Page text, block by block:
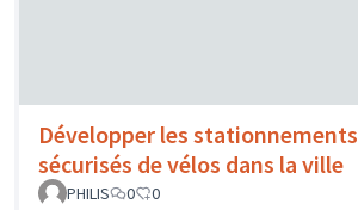
Développer les stationnements
sécurisés de vélos dans la ville
PHILIS
0 0